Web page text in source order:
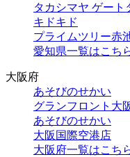
タカシマヤ ゲート
キドキド
プライムツリー赤
愛知県一覧はこち
大阪府
あそびのせかい
グランフロント大
あそびのせかい
大阪国際空港店
大阪府一覧はこち